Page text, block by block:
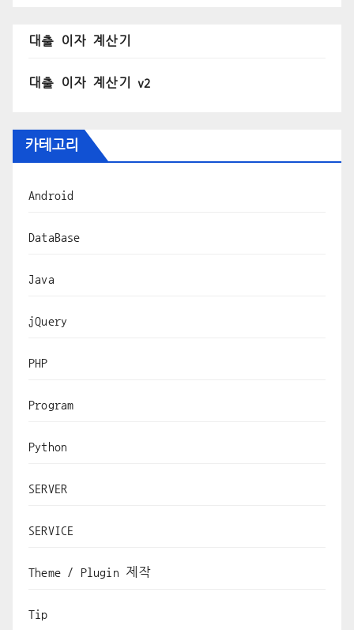
대출 이자 계산기
대출 이자 계산기 v2
카테고리
Android
DataBase
Java
jQuery
PHP
Program
Python
SERVER
SERVICE
Theme / Plugin 제작
Tip